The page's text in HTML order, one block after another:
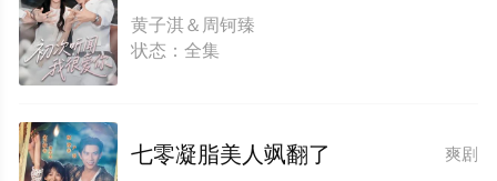
黄子淇＆周钶臻
状态：全集
爽剧
七零凝脂美人飒翻了